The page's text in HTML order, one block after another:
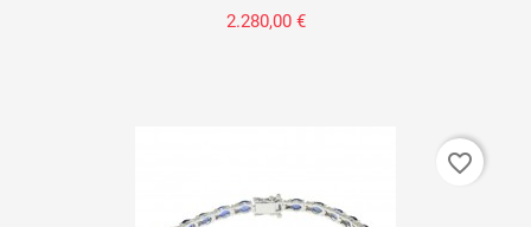
2.280,00 €
favorite_border